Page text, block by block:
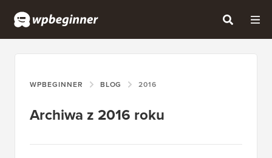
WPBEGINNER BLOG 2016
Archiwa z 2016 roku